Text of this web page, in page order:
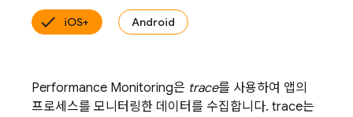
iOS+ Android
Performance Monitoring은 trace를 사용하여 앱의
프로세스를 모니터링한 데이터를 수집합니다. trace는